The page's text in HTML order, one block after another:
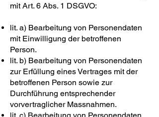
mit Art. 6 Abs. 1 DSGVO:
lit. a) Bearbeitung von Personendaten
mit Einwilligung der betroffenen
Person.
lit. b) Bearbeitung von Personendaten
zur Erfüllung eines Vertrages mit der
betroffenen Person sowie zur
Durchführung entsprechender
vorvertraglicher Massnahmen.
lit. c) Bearbeitung von Personendaten